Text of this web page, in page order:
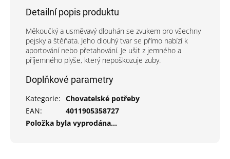
Detailní popis produktu
Měkoučký a usměvavý dlouhán se zvukem pro všechny
pejsky a štěňata. Jeho dlouhý tvar se přímo nabízí k
aportování nebo přetahování. Je ušit z jemného a
příjemného plyše, který nepoškozuje zuby.
Doplňkové parametry
Kategorie: Chovatelské potřeby
EAN:
4011905358727
Položka byla vyprodána…